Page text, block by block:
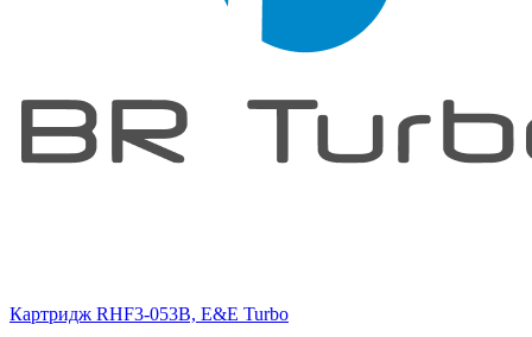
Картридж RHF3-053B, E&E Turbo